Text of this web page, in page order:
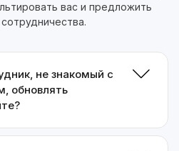
вас и предложить
не знакомый с
обновлять